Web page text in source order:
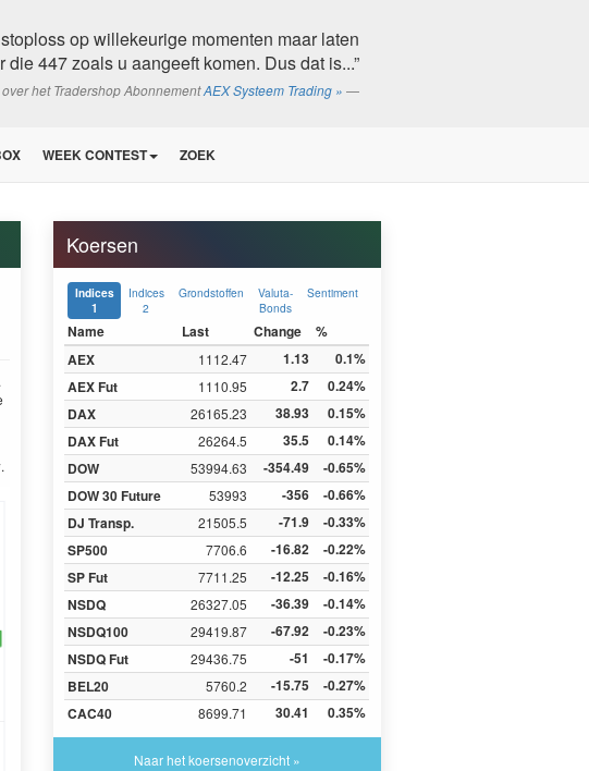
op willekeurige momenten maar laten
die 447 zoals u aangeeft komen. Dus dat is...”
over het Tradershop AbonnementAEX Systeem Trading »
WEEK CONTEST ZOEK
.
Koersen
Indices
1
Indices
2
Grondstoffen
Valuta-
Bonds
Sentiment
Name Last Change
%
AEX
1112.47 1.13
0.1%
AEX Fut
1110.95 2.7
0.24%
DAX
26165.23 38.93
0.15%
DAX Fut
26264.5 35.5
0.14%
DOW
53994.63 -354.49
-0.65%
DOW 30 Future
53993 -356
-0.66%
DJ Transp.
21505.5 -71.9
-0.33%
SP500
7706.6 -16.82
-0.22%
SP Fut
7711.25 -12.25
-0.16%
NSDQ
26327.05 -36.39
-0.14%
NSDQ100
29419.87 -67.92
-0.23%
NSDQ Fut
29436.75 -51
-0.17%
BEL20
5760.2 -15.75
-0.27%
CAC40
8699.71 30.41 0.35%
Naar het koersenoverzicht »